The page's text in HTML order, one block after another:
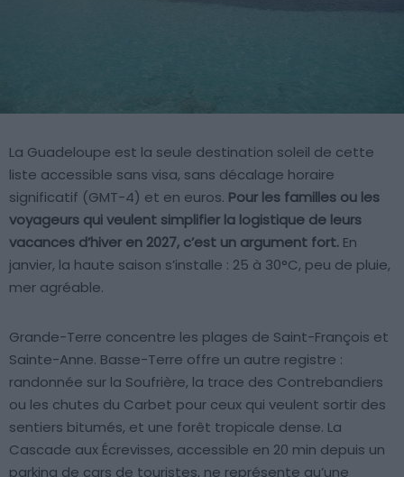
La Guadeloupe est la seule destination soleil de cette
liste accessible sans visa, sans décalage horaire
significatif (GMT-4) et en euros. Pour les familles ou les
voyageurs qui veulent simplifier la logistique de leurs
vacances d’hiver en 2027, c’est un argument fort. En
janvier, la haute saison s’installe : 25 à 30°C, peu de pluie,
mer agréable.
Grande-Terre concentre les plages de Saint-François et
Sainte-Anne. Basse-Terre offre un autre registre :
randonnée sur la Soufrière, la trace des Contrebandiers
ou les chutes du Carbet pour ceux qui veulent sortir des
sentiers bitumés, et une forêt tropicale dense. La
Cascade aux Écrevisses, accessible en 20 min depuis un
parking de cars de touristes, ne représente qu’une